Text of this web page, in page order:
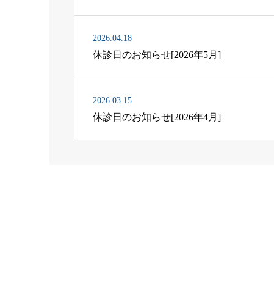
2026.04.18
休診日のお知らせ[2026年5月]
2026.03.15
休診日のお知らせ[2026年4月]